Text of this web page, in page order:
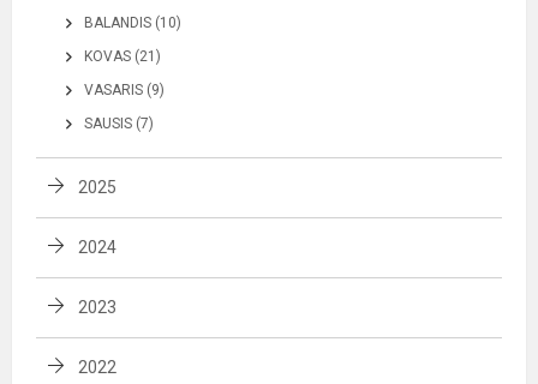
BALANDIS (10)
KOVAS (21)
VASARIS (9)
SAUSIS (7)
2025
2024
2023
2022